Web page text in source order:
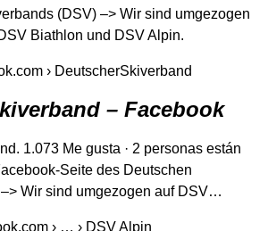
(DSV) –> Wir sind umgezogen
Biathlon und DSV Alpin.
› DeutscherSkiverband
– Facebook
1.073 Me gusta · 2 personas están
Seite des Deutschen
Wir sind umgezogen auf DSV…
› … › DSV Alpin